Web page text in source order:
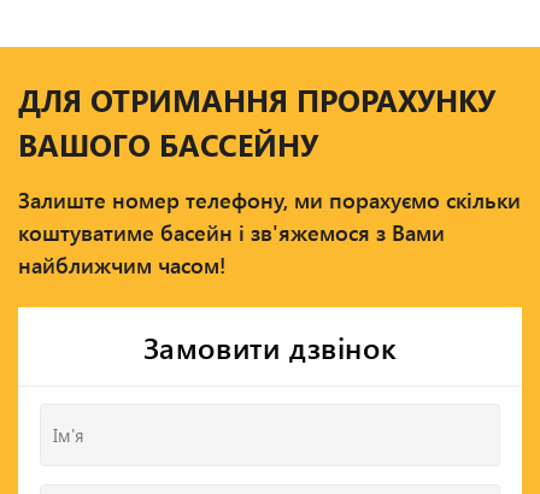
ДЛЯ ОТРИМАННЯ ПРОРАХУНКУ
ВАШОГО БАССЕЙНУ
Залиште номер телефону, ми порахуємо скільки
коштуватиме басейн і зв'яжемося з Вами
найближчим часом!
Замовити дзвінок
Ім'я